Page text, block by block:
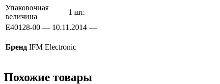
Упаковочная
величина
1 шт.
E40128-00 — 10.11.2014 —
Бренд IFM Electronic
Похожие товары